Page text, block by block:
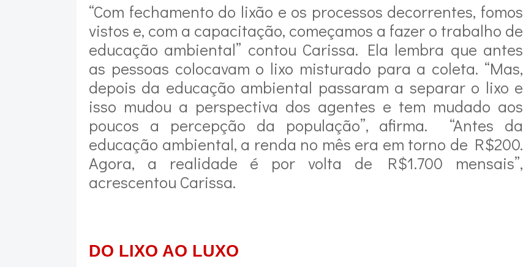
“Com fechamento do lixão e os processos decorrentes, fomos
vistos e, com a capacitação, começamos a fazer o trabalho de
educação ambiental” contou Carissa. Ela lembra que antes
as pessoas colocavam o lixo misturado para a coleta. “Mas,
depois da educação ambiental passaram a separar o lixo e
isso mudou a perspectiva dos agentes e tem mudado aos
poucos a percepção da população”, afirma. “Antes da
educação ambiental, a renda no mês era em torno de R$200.
Agora, a realidade é por volta de R$1.700 mensais”,
acrescentou Carissa.
DO LIXO AO LUXO